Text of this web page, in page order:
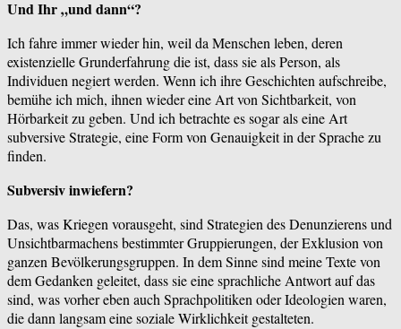
Und Ihr „und dann“?
Ich fahre immer wieder hin, weil da Menschen leben, deren
existenzielle Grunderfahrung die ist, dass sie als Person, als
Individuen negiert werden. Wenn ich ihre Geschichten aufschreibe,
bemühe ich mich, ihnen wieder eine Art von Sichtbarkeit, von
Hörbarkeit zu geben. Und ich betrachte es sogar als eine Art
subversive Strategie, eine Form von Genauigkeit in der Sprache zu
finden.
Subversiv inwiefern?
Das, was Kriegen vorausgeht, sind Strategien des Denunzierens und
Unsichtbarmachens bestimmter Gruppierungen, der Exklusion von
ganzen Bevölkerungsgruppen. In dem Sinne sind meine Texte von
dem Gedanken geleitet, dass sie eine sprachliche Antwort auf das
sind, was vorher eben auch Sprachpolitiken oder Ideologien waren,
die dann langsam eine soziale Wirklichkeit gestalteten.